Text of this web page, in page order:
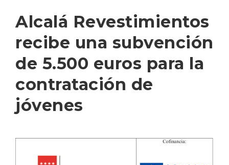
Alcalá Revestimientos
recibe una subvención
de 5.500 euros para la
contratación de
jóvenes